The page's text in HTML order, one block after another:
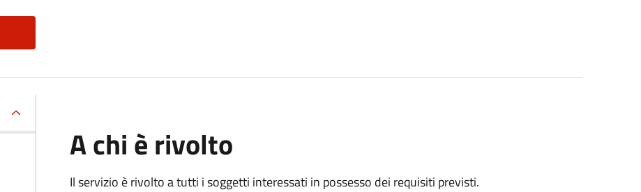
A chi è rivolto
Il servizio è rivolto a tutti i soggetti interessati in possesso dei requisiti previsti.